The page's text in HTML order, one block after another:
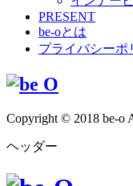
PRESENT
be-oとは
プライバシーポ
Copyright © 2018 be-o
ヘッダー